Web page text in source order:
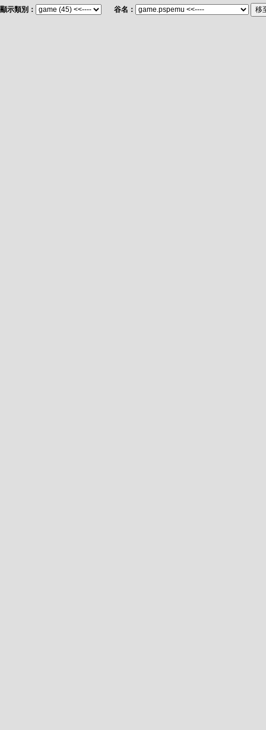
顯示類別： 谷名：